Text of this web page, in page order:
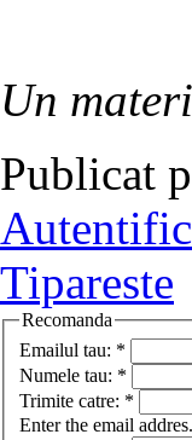
Un
Publicat
Tipareste
Recomanda
Emailul tau: *
Numele tau: *
Trimite catre: *
Enter the email addres.